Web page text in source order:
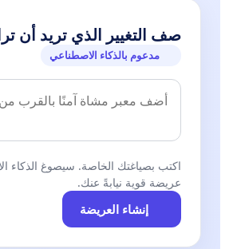
صف التغيير الذي تريد أن
مدعوم بالذكاء الاصطناعي
اكتب بصياغتك الخاصة. سيصوغ الذكاء
عريضة قوية نيابةً عنك.
إنشاء العريضة